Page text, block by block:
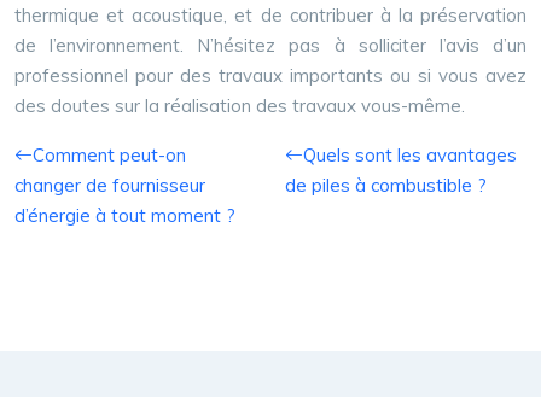
thermique et acoustique, et de contribuer à la préservation
de l’environnement. N’hésitez pas à solliciter l’avis d’un
professionnel pour des travaux importants ou si vous avez
des doutes sur la réalisation des travaux vous-même.
Comment peut-on
changer de fournisseur
d’énergie à tout moment ?
Quels sont les avantages
de piles à combustible ?